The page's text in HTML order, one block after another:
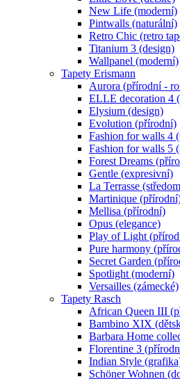
New Life (moderní)
Pintwalls (naturální)
Retro Chic (retro
Titanium 3 (design)
Wallpanel (moderní)
Tapety Erismann
Aurora (přírodní -
ELLE decoration 4
Elysium (design)
Evolution (přírodní)
Fashion for walls 4
Fashion for walls 5
Forest Dreams
Gentle (expresivní)
La Terrasse
Martinique
Mellisa (přírodní)
Opus (elegance)
Play of Light
Pure harmony
Secret Garden
Spotlight (moderní)
Versailles (zámecké)
Tapety Rasch
African Queen III
Bambino XIX
Barbara Home
Florentine 3
Indian Style
Schöner Wohnen